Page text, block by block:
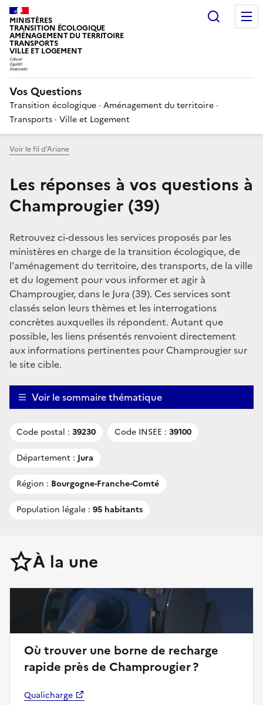
MINISTÈRES
TRANSITION ÉCOLOGIQUE
AMÉNAGEMENT DU TERRITOIRE
TRANSPORTS
VILLE ET LOGEMENT
Vos Questions
Transition écologique · Aménagement du territoire ·
Transports · Ville et Logement
Voir le fil d’Ariane
Les réponses à vos questions à
Champrougier (39)
Retrouvez ci-dessous les services proposés par les
ministères en charge de la transition écologique, de
l'aménagement du territoire, des transports, de la ville
et du logement pour vous informer et agir à
Champrougier, dans le Jura (39). Ces services sont
classés selon leurs thèmes et les interrogations
concrètes auxquelles ils répondent. Autant que
possible, les liens présentés renvoient directement
aux informations pertinentes pour Champrougier sur
le site cible.
Voir le sommaire thématique
Code postal : 39230 Code INSEE : 39100
Département : Jura
Région : Bourgogne-Franche-Comté
Population légale : 95 habitants
À la une
Où trouver une borne de recharge
rapide près de Champrougier ?
Qualicharge